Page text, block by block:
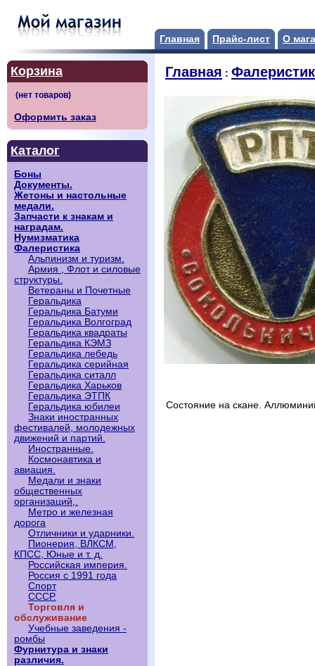
Главная Прайс-лист О
Корзина
Оформить заказ
Каталог
Боны
Документы.
Жетоны и настольные
медали.
Запчасти к знакам и
наградам.
Нумизматика
Фалеристика
Альпинизм и туризм.
Армия , Флот и силовые
структуры.
Ветераны и Почетные
Геральдика
Геральдика Батуми
Геральдика Волгоград
Геральдика квадраты
Геральдика КЭМЗ
Геральдика лебедь
Геральдика серийная
Геральдика ситалл
Геральдика Харьков
Геральдика ЭТПК
Геральдика юбилеи
Знаки иностранных
фестивалей, молодежных
движений и партий.
Иностранные.
Космонавтика и
авиация.
Медали и знаки
общественных
организаций,.
Метро и железная
дорога
Отличники и ударники.
Пионерия, ВЛКСМ,
КПСС, Юные и т. д.
Российская империя.
Россия с 1991 года
Спорт
СССР.
Торговля и
обслуживание
Учебные заведения -
ромбы
Фурнитура и знаки
различия.
Главная :
Состояние на скане.